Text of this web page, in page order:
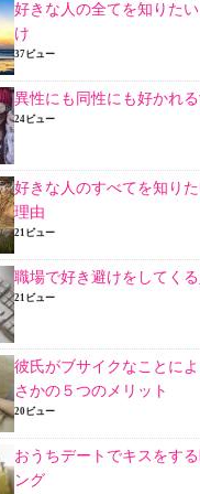
好きな人の全てを知りた
け
37ビュー
異性にも同性にも好かれ
24ビュー
好きな人のすべてを知り
理由
21ビュー
職場で好き避けをしてく
21ビュー
彼氏がブサイクなことに
さかの５つのメリット
20ビュー
おうちデートでキスをす
ング